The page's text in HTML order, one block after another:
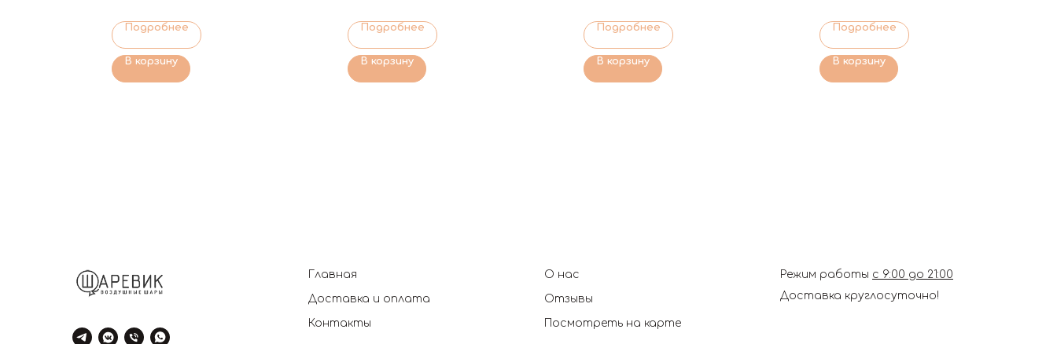
Подробнее
В корзину
Подробнее
В корзину
Подробнее
В корзину
Подробнее
В корзину
Главная
Доставка и оплата
Контакты
О нас
Отзывы
Посмотреть на карте
Режим работы с 9:00 до 21:00
Доставка круглосуточно!